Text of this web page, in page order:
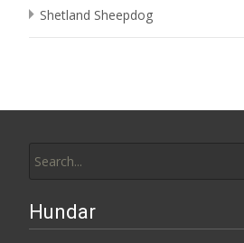
Shetland Sheepdog
for:
Hundar